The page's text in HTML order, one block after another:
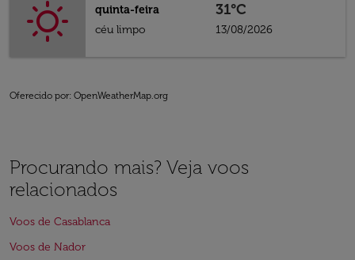
quinta-feira
céu limpo
31°C
13/08/2026
Oferecido por: OpenWeatherMap.org
Procurando mais? Veja voos
relacionados
Voos de Casablanca
Voos de Nador